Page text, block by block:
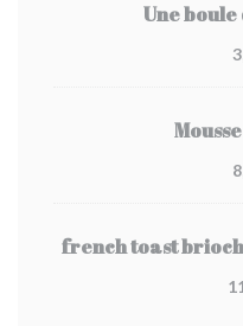
Une
french toast